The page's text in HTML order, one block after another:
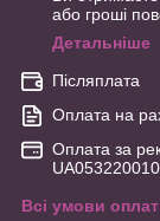
або гроші
Детальніше
Післяплата
Оплата на
Оплата за
Всі умови